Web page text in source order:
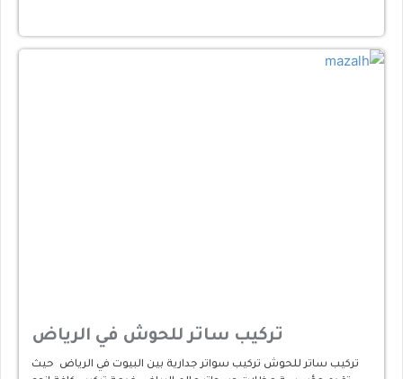
تركيب ساتر للحوش في الرياض
تركيب ساتر للحوش تركيب سواتر جدارية بين البيوت في الرياض حيث